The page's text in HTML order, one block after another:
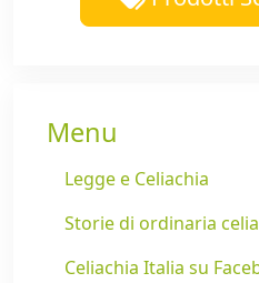
Menu
Legge e Celiachia
Storie di ordinaria
Celiachia Italia su